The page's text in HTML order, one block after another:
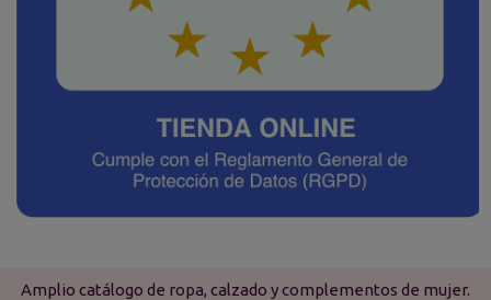
Amplio catálogo de ropa, calzado y complementos de mujer.